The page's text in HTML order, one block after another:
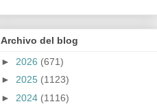
Archivo del blog
► 2026 (671)
► 2025 (1123)
► 2024 (1116)